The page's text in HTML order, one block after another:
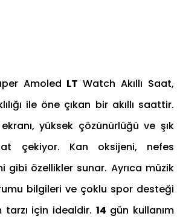
Amoled LTWatch Akıllı Saat,
ile öne çıkan bir akıllı saattir.
ekranı, yüksek çözünürlüğü ve şık
çekiyor. Kan oksijeni, nefes
gibi özellikler sunar. Ayrıca müzik
bilgileri ve çoklu spor desteği
için idealdir.14 gün kullanım